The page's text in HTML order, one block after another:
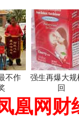
不作
强生再爆大规
回
凰网财